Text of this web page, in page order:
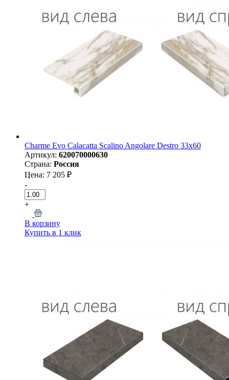
Charme Evo Calacatta Scalino Angolare Destro 33х60
Артикул: 620070000630
Страна: Россия
Цена: 7 205 ₽
-
+
В корзину
Купить в 1 клик